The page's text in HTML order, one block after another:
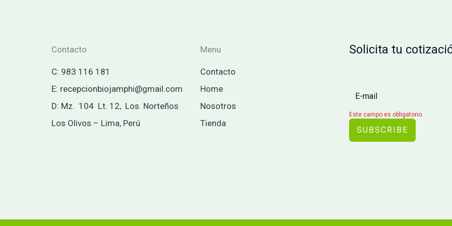
Contacto
C: 983 116 181
E: recepcionbiojamphi@gmail.com
D: Mz. 104 Lt. 12, Los Norteños
Los Olivos – Lima, Perú
Menu
Contacto
Home
Nosotros
Tienda
Solicita tu
Este campo es obligatorio.
SUBSCRIBE